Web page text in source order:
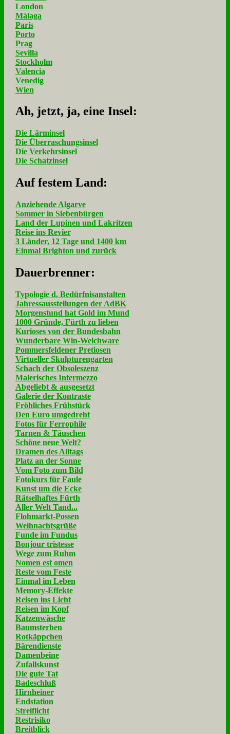
London
Málaga
Paris
Porto
Prag
Sevilla
Stockholm
Valencia
Venedig
Wien
Ah, jetzt, ja, ei­ne In­sel:
Die Lärminsel
Die Überraschungsinsel
Die Verkehrsinsel
Die Schatzinsel
Auf fe­stem Land:
Anziehende Algarve
Sommer in Siebenbürgen
Land der Lupinen und Lakritzen
Reise ins Revier
3 Länder, 12 Tage und 1400 km
Einmal Brighton und zurück
Dau­er­bren­ner:
Typologie d. Bedürfnisanstalten
Jahressausstellungen der AdBK
Morgenstund hat Gold im Mund
1000 Gründe, Fürth zu lieben
Kurioses von der Bundesbahn
Wunderbare Win-Weichware
Pommersfeldener Pretiosen
Virtueller Skulpturengarten
Schach der Obsoleszenz
Malerisches Intermezzo
Abgeliebt & ausgesetzt
Galerie der Kontraste
Fröhliches Frühstück
Den Euro umgedreht
Fotos für Ferrophile
Tarnen & Täuschen
Schöne neue Welt?
Dramen des Alltags
Platz an der Sonne
Vom Foto zum Bild
Fotokurs für Faule
Kunst um die Ecke
Rätselhaftes Fürth
Aller Welt Tand...
Flohmarkt-Possen
Weihnachtsgrüße
Funde im Fundus
Bonjour tristesse
Wege zum Ruhm
Nomen est omen
Reste vom Feste
Einmal im Leben
Memory-Effekte
Reisen ins Licht
Reisen im Kopf
Katzenwäsche
Baumsterben
Rotkäppchen
Bärendienste
Damenbeine
Zufallskunst
Die gute Tat
Badeschluß
Hirnheiner
Endstation
Streiflicht
Restrisiko
Breitblick